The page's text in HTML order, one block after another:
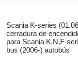
Scania K-series
cerradura de
para Scania K,N,F-
bus (2006-) autobús